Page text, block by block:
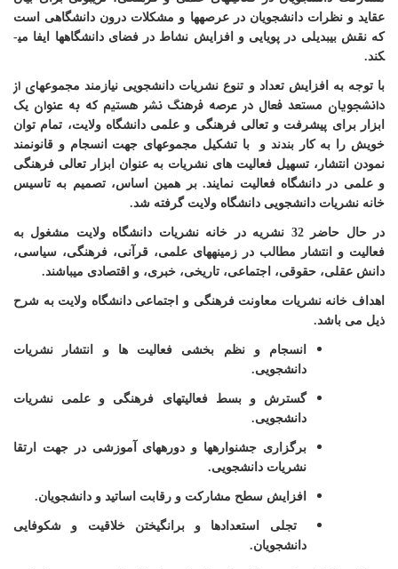
عقاید و نظرات دانشجویان در عرصه­ها و مشکلات درون دانشگاهی است
که نقش بی­بدیلی در پویایی و افزایش نشاط در فضای دانشگاه­ها ایفا می­
کند.
با توجه به افزایش تعداد و تنوع نشریات دانشجویی نیازمند مجموعه­ای از
دانشجویان مستعد فعال در عرصه فرهنگ نشر هستیم که به ­عنوان یک
ابزار برای پیشرفت و تعالی فرهنگی و علمی دانشگاه ولایت، تمام توان
خویش را به کار بندند و با تشکیل مجموعه­ای جهت انسجام و قانونمند
نمودن انتشار، تسهیل فعالیت های نشریات به عنوان ابزار تعالی فرهنگی
و علمی در دانشگاه فعالیت نمایند. بر همین اساس، تصمیم به تاسیس
خانه نشریات دانشجویی دانشگاه ولایت گرفته شد.
در حال حاضر 32 نشریه در خانه نشریات دانشگاه ولایت مشغول به
فعالیت و انتشار مطالب در زمینه­های علمی، قرآنی، فرهنگی، سیاسی،
دانش عقلی، حقوقی، اجتماعی، تاریخی، خبری، و اقتصادی می­باشند.
اهداف خانه نشریات معاونت فرهنگی و اجتماعی دانشگاه ولایت به شرح
ذیل می باشد.
انسجام و نظم بخشی فعالیت ها و انتشار نشریات
دانشجویی.
گسترش و بسط فعالیت­های فرهنگی و علمی نشریات
دانشجویی.
برگزاری جشنواره­ها و دوره­های آموزشی در جهت ارتقا
نشریات دانشجویی.
افزایش سطح مشارکت و رقابت اساتید و دانشجویان.
تجلی استعدادها و برانگیختن خلاقیت و شکوفایی
دانشجویان.